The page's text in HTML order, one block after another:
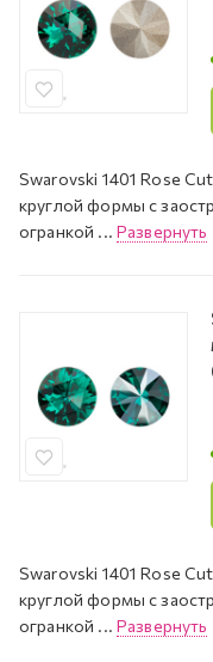
Swarovski 1401 Rose
круглой формы с
огранкой ... Развернуть
Swarovski 1401 Rose
круглой формы с
огранкой ... Развернуть